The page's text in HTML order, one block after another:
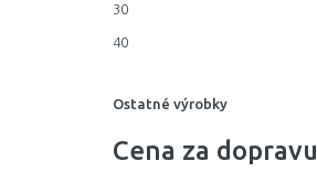
30
40
Ostatné výrobky
Cena za dopravu